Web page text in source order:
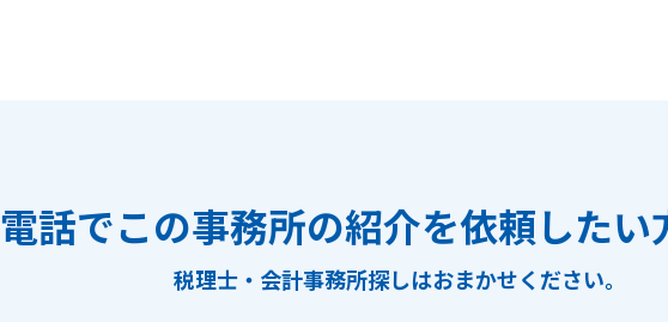
電話でこの事務所の紹介を依頼したい
税理士・会計事務所探しはおまかせください。